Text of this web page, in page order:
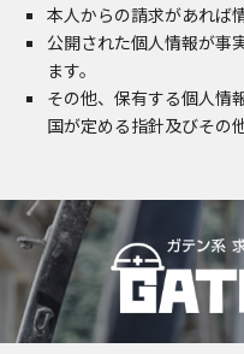
本人からの請求があれば
公開された個人情報が事
ます。
その他、保有する個人情
国が定める指針及びその